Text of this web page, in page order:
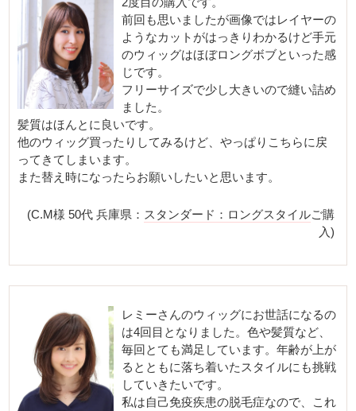
前回も思いましたが画像ではレイヤーの
ようなカットがはっきりわかるけど手元
のウィッグはほぼロングボブといった感
じです。
フリーサイズで少し大きいので縫い詰め
ました。
髪質はほんとに良いです。
他のウィッグ買ったりしてみるけど、やっぱりこちらに戻
ってきてしまいます。
また替え時になったらお願いしたいと思います。
(C.M様 50代 兵庫県： スタンダード：ロングスタイルご購
入)
レミーさんのウィッグにお世話になるの
は4回目となりました。色や髪質など、
毎回とても満足しています。年齢が上が
るとともに落ち着いたスタイルにも挑戦
していきたいです。
私は自己免疫疾患の脱毛症なので、これ